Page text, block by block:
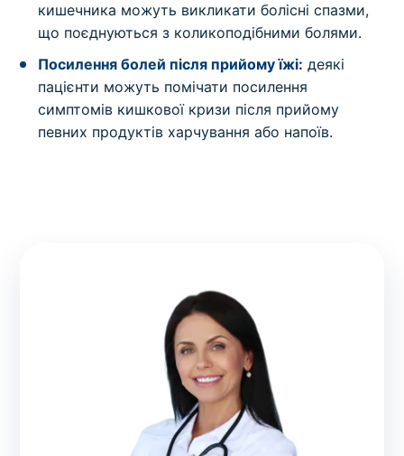
кишечника можуть викликати болісні спазми,
що поєднуються з коликоподібними болями.
Посилення болей після прийому їжі: деякі
пацієнти можуть помічати посилення
симптомів кишкової кризи після прийому
певних продуктів харчування або напоїв.